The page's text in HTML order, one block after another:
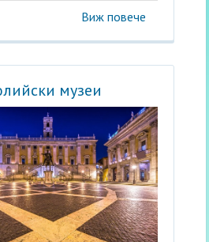
Виж повече
музеи